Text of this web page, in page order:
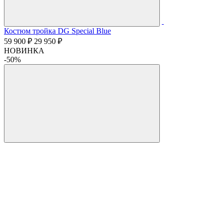
Костюм тройка DG Special Blue
59 900 ₽ 29 950 ₽
НОВИНКА
-50%